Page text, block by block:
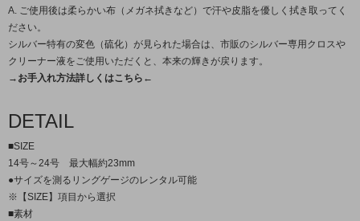
A. ご使用後は柔らかい布（メガネ拭きなど）で汗や皮脂を優しく拭き取ってく
ださい。
シルバー特有の変色（硫化）が見られた場合は、市販のシルバー専用クロスや
クリーナー液をご使用いただくと、本来の輝きが戻ります。
→お手入れ方法詳しくはこちら←
DETAIL
■SIZE
14号～24号 最大幅約23mm
●サイズを測るリングゲージのレンタル可能
※【SIZE】項目から選択
■素材